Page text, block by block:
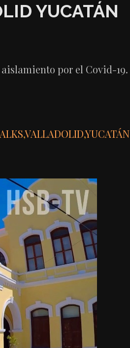
YUCATÁN
por el Covid-19.
,VALLADOLID,YUCATÁN